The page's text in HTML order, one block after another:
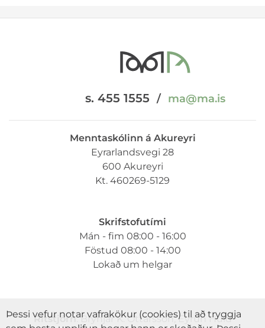
s. 455 1555 / ma@ma.is
Menntaskólinn á Akureyri
Eyrarlandsvegi 28
600 Akureyri
Kt. 460269-5129
Skrifstofutími
Mán - fim 08:00 - 16:00
Föstud 08:00 - 14:00
Lokað um helgar
Ritstjórn: Brynjar K. Óttarsson, Eyrún Huld
Þessi vefur notar vafrakökur (cookies) til að tryggja